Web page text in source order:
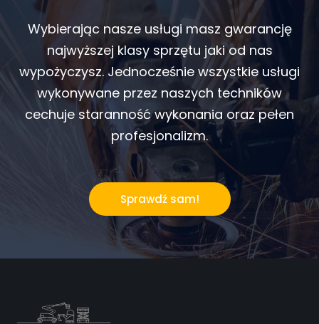
Wybierając nasze usługi masz gwarancję
najwyższej klasy sprzętu jaki od nas
wypożyczysz. Jednocześnie wszystkie usługi
wykonywane przez naszych techników
cechuje staranność wykonania oraz pełen
profesjonalizm.
Sprawdź sam!